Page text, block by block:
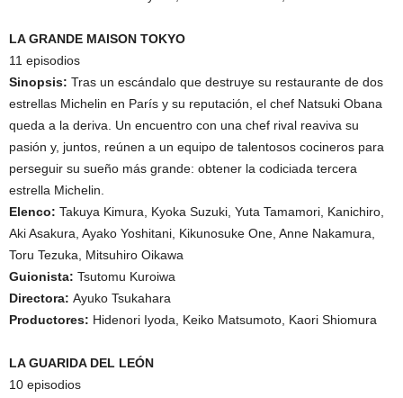
LA GRANDE MAISON TOKYO
11 episodios
Sinopsis: Tras un escándalo que destruye su restaurante de dos
estrellas Michelin en París y su reputación, el chef Natsuki Obana
queda a la deriva. Un encuentro con una chef rival reaviva su
pasión y, juntos, reúnen a un equipo de talentosos cocineros para
perseguir su sueño más grande: obtener la codiciada tercera
estrella Michelin.
Elenco: Takuya Kimura, Kyoka Suzuki, Yuta Tamamori, Kanichiro,
Aki Asakura, Ayako Yoshitani, Kikunosuke One, Anne Nakamura,
Toru Tezuka, Mitsuhiro Oikawa
Guionista: Tsutomu Kuroiwa
Directora: Ayuko Tsukahara
Productores: Hidenori Iyoda, Keiko Matsumoto, Kaori Shiomura
LA GUARIDA DEL LEÓN
10 episodios